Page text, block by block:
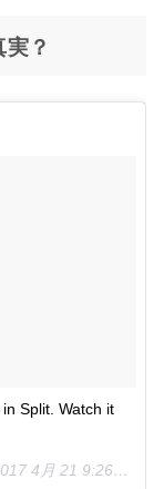
？
Split. Watch it
4月 21 9:26午前 PDT